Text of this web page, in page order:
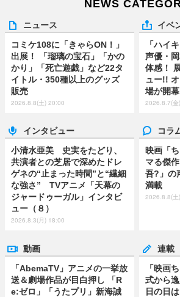
NEWS
ニュース
コミケ108に「きゃらON！」
出展！ 「瑠璃の宝石」「かの
かり」「死亡遊戯」など22タ
イトル・350種以上のグッズ
販売
2026.8.8(土) 20:00
イベ
「ハイ
声優・
体感！
ュー!!
場が開幕
2026.8.7(
インタビュー
小清水亜美 史実をたどり、
共演者との芝居で深めたドレ
ゲネの“止まった時間”と“繊細
な強さ” TVアニメ「天幕の
ジャードゥーガル」インタビ
ュー（８）
2026.8.3(月) 18:00
コラ
映画「
マる傑
吾?」の
満載
2026.8.8(
動画
「AbemaTV」アニメの一挙放
送＆劇場作品が目白押し 「R
e:ゼロ」「うたプリ」新海誠
連載
「映画
式から
日の日